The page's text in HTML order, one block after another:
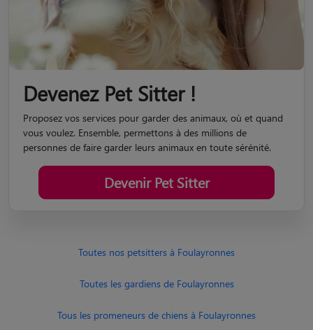
Devenez Pet Sitter !
Proposez vos services pour garder des animaux, où et quand
vous voulez. Ensemble, permettons à des millions de
personnes de faire garder leurs animaux en toute sérénité.
Devenir Pet Sitter
Toutes nos petsitters à Foulayronnes
Toutes les gardiens de Foulayronnes
Tous les promeneurs de chiens à Foulayronnes